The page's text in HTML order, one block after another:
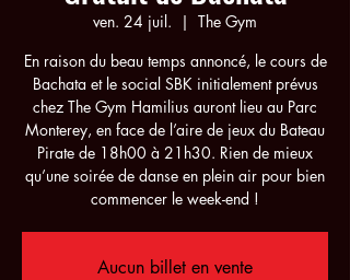
ven. 24 juil.
  |
The Gym
En raison du beau temps annoncé, le cours de
Bachata et le social SBK initialement prévus
chez The Gym Hamilius auront lieu au Parc
Monterey, en face de l’aire de jeux du Bateau
Pirate de 18h00 à 21h30. Rien de mieux
qu’une soirée de danse en plein air pour bien
commencer le week-end !
Aucun billet en vente